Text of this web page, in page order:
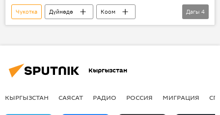
Чукотка Дүйнөдө
Коом
Жаңылыктар
аюу
корук
Дагы 4
Кыргызстан
КЫРГЫЗСТАН САЯСАТ РАДИО РОССИЯ МИГРАЦИЯ